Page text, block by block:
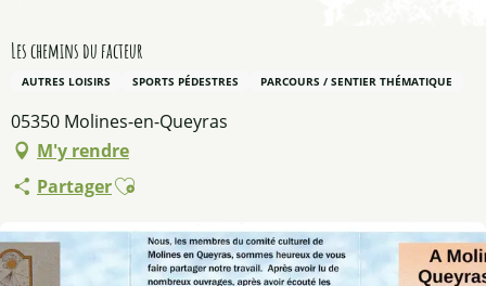
Les chemins du facteur
AUTRES LOISIRS SPORTS PÉDESTRES PARCOURS / SENTIER THÉMATIQUE
05350 Molines-en-Queyras
M'y rendre
PartagerAjouter aux favoris